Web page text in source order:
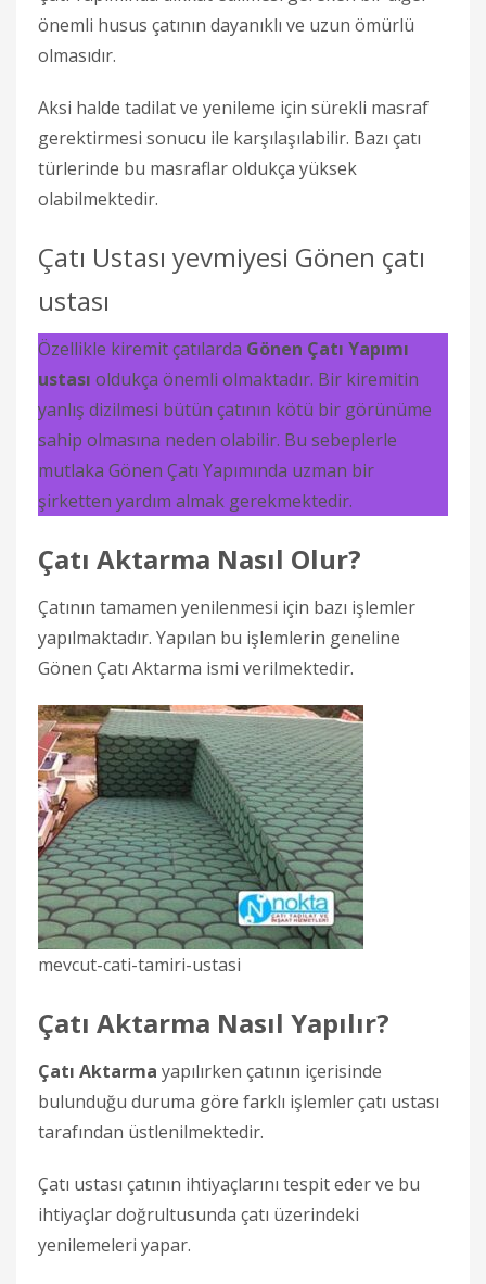
önemli husus çatının dayanıklı ve uzun ömürlü
olmasıdır.
Aksi halde tadilat ve yenileme için sürekli masraf
gerektirmesi sonucu ile karşılaşılabilir. Bazı çatı
türlerinde bu masraflar oldukça yüksek
olabilmektedir.
Çatı Ustası yevmiyesi Gönen çatı
ustası
Özellikle kiremit çatılarda Gönen Çatı Yapımı
ustası oldukça önemli olmaktadır. Bir kiremitin
yanlış dizilmesi bütün çatının kötü bir görünüme
sahip olmasına neden olabilir. Bu sebeplerle
mutlaka Gönen Çatı Yapımında uzman bir
şirketten yardım almak gerekmektedir.
Çatı Aktarma Nasıl Olur?
Çatının tamamen yenilenmesi için bazı işlemler
yapılmaktadır. Yapılan bu işlemlerin geneline
Gönen Çatı Aktarma ismi verilmektedir.
mevcut-cati-tamiri-ustasi
Çatı Aktarma Nasıl Yapılır?
Çatı Aktarma yapılırken çatının içerisinde
bulunduğu duruma göre farklı işlemler çatı ustası
tarafından üstlenilmektedir.
Çatı ustası çatının ihtiyaçlarını tespit eder ve bu
ihtiyaçlar doğrultusunda çatı üzerindeki
yenilemeleri yapar.